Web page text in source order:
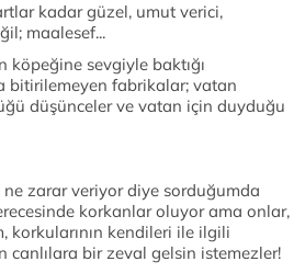
kadar güzel, umut verici,
maalesef...
köpeğine sevgiyle baktığı
bitirilemeyen fabrikalar; vatan
düşünceler ve vatan için duyduğu
zarar veriyor diye sorduğumda
korkanlar oluyor ama onlar,
korkularının kendileri ile ilgili
bir zeval gelsin istemezler!